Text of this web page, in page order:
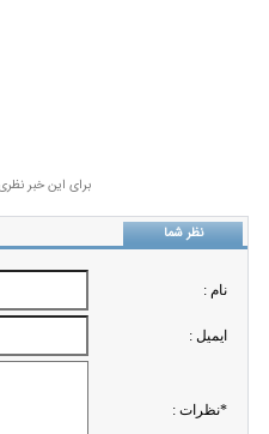
برای این خبر
نظر شما
نام :
ايميل :
*نظرات :